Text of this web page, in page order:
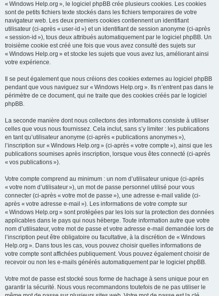
« Windows Help.org », le logiciel phpBB crée plusieurs cookies. Les cookies
sont de petits fichiers texte stockés dans les fichiers temporaires de votre
navigateur web. Les deux premiers cookies contiennent un identifiant
utilisateur (ci-après « user-id ») et un identifiant de session anonyme (ci-après
« session-id »), tous deux attribués automatiquement par le logiciel phpBB. Un
troisième cookie est créé une fois que vous avez consulté des sujets sur
« Windows Help.org » et stocke les sujets que vous avez lus, améliorant ainsi
votre expérience.
Il se peut également que nous créions des cookies externes au logiciel phpBB
pendant que vous naviguez sur « Windows Help.org ». Ils n’entrent pas dans le
périmètre de ce document, qui ne traite que des cookies créés par le logiciel
phpBB.
La seconde manière dont nous collectons des informations consiste à utiliser
celles que vous nous fournissez. Cela inclut, sans s’y limiter : les publications
en tant qu’utilisateur anonyme (ci-après « publications anonymes »),
l’inscription sur « Windows Help.org » (ci-après « votre compte »), ainsi que les
publications soumises après inscription, lorsque vous êtes connecté (ci-après
« vos publications »).
Votre compte comprend au minimum : un nom d’utilisateur unique (ci-après
« votre nom d’utilisateur »), un mot de passe personnel utilisé pour vous
connecter (ci-après « votre mot de passe »), une adresse e-mail valide (ci-
après « votre adresse e-mail »). Les informations de votre compte sur
« Windows Help.org » sont protégées par les lois sur la protection des données
applicables dans le pays qui nous héberge. Toute information autre que votre
nom d’utilisateur, votre mot de passe et votre adresse e-mail demandée lors de
l’inscription peut être obligatoire ou facultative, à la discrétion de « Windows
Help.org ». Dans tous les cas, vous pouvez choisir quelles informations de
votre compte sont affichées publiquement. Vous pouvez également choisir de
recevoir ou non les e-mails générés automatiquement par le logiciel phpBB.
Votre mot de passe est stocké sous forme de hachage à sens unique pour en
garantir la sécurité. Nous vous recommandons toutefois de ne pas utiliser le